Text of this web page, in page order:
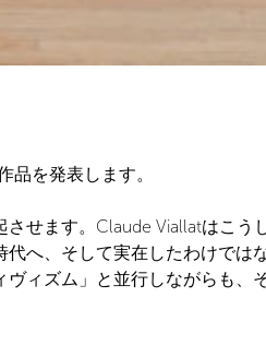
品を発表します。
せます。Claude Viallatはこう
へ、そして実在したわけでは
ィズム」と並行しながらも、